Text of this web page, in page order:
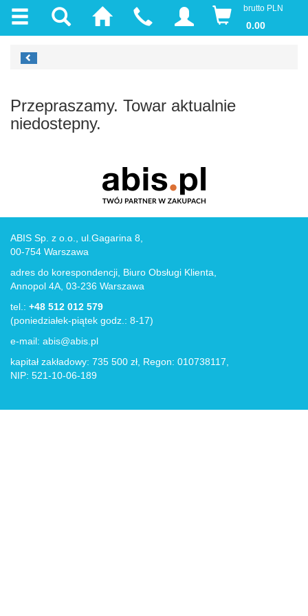
brutto PLN
0.00
Przepraszamy. Towar aktualnie
niedostepny.
ABIS Sp. z o.o., ul.Gagarina 8,
00-754 Warszawa
adres do korespondencji, Biuro Obsługi Klienta,
Annopol 4A, 03-236 Warszawa
tel.: +48 512 012 579
(poniedziałek-piątek godz.: 8-17)
e-mail: abis@abis.pl
kapitał zakładowy: 735 500 zł, Regon: 010738117,
NIP: 521-10-06-189